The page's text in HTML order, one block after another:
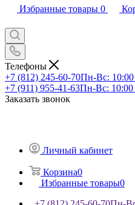
Избранные товары 0
Телефоны
+7 (812) 245-60-70Пн-Вс: 10:00
+7 (911) 955-41-63Пн-Вс: 10:00
Заказать звонок
Личный кабинет
Корзина0
Избранные товары0